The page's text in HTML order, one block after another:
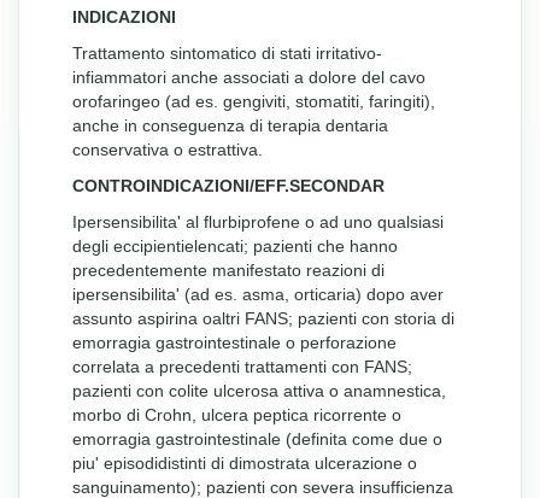
INDICAZIONI
Trattamento sintomatico di stati irritativo-
infiammatori anche associati a dolore del cavo
orofaringeo (ad es. gengiviti, stomatiti, faringiti),
anche in conseguenza di terapia dentaria
conservativa o estrattiva.
CONTROINDICAZIONI/EFF.SECONDAR
Ipersensibilita' al flurbiprofene o ad uno qualsiasi
degli eccipientielencati; pazienti che hanno
precedentemente manifestato reazioni di
ipersensibilita' (ad es. asma, orticaria) dopo aver
assunto aspirina oaltri FANS; pazienti con storia di
emorragia gastrointestinale o perforazione
correlata a precedenti trattamenti con FANS;
pazienti con colite ulcerosa attiva o anamnestica,
morbo di Crohn, ulcera peptica ricorrente o
emorragia gastrointestinale (definita come due o
piu' episodidistinti di dimostrata ulcerazione o
sanguinamento); pazienti con severa insufficienza